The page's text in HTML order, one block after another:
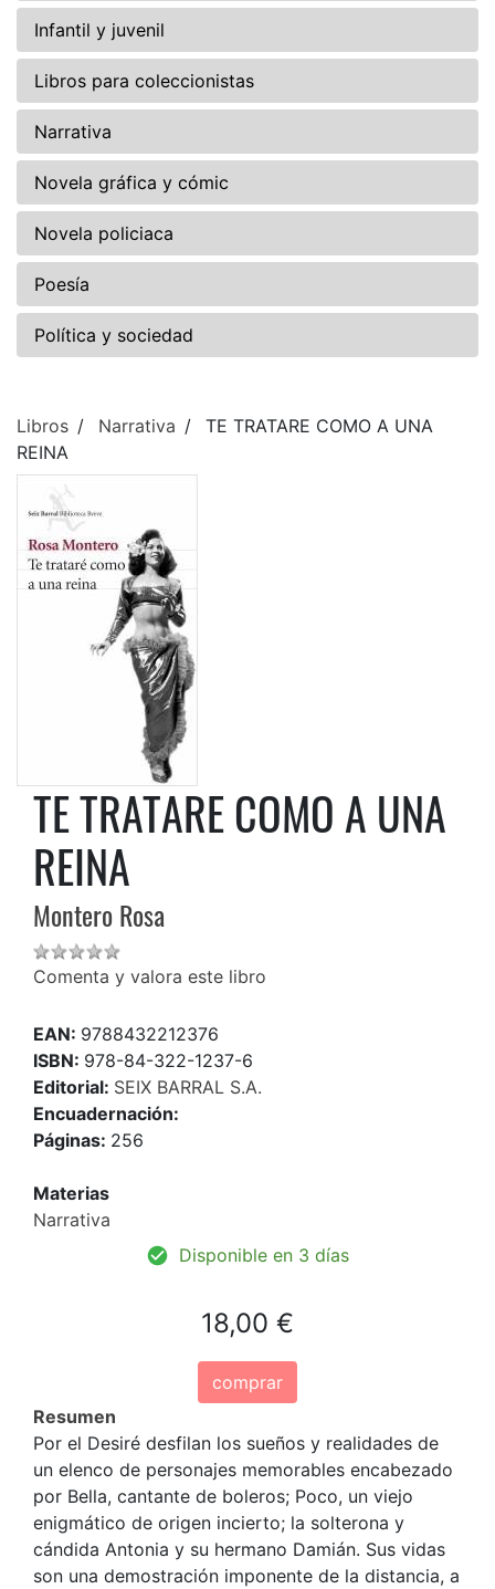
Infantil y juvenil
Libros para coleccionistas
Narrativa
Novela gráfica y cómic
Novela policiaca
Poesía
Política y sociedad
Libros Narrativa
TE TRATARE COMO A UNA
REINA
TE TRATARE COMO A UNA
REINA
Montero Rosa
Comenta y valora este libro
EAN: 9788432212376
ISBN: 978-84-322-1237-6
Editorial: SEIX BARRAL S.A.
Encuadernación:
Páginas: 256
Materias
Narrativa
Disponible en 3 días
18,00 €
comprar
Resumen
Por el Desiré desfilan los sueños y realidades de
un elenco de personajes memorables encabezado
por Bella, cantante de boleros; Poco, un viejo
enigmático de origen incierto; la solterona y
cándida Antonia y su hermano Damián. Sus vidas
son una demostración imponente de la distancia, a